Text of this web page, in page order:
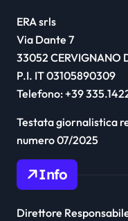
ERA srls
Via Dante 7
33052 CERVIGNANO
P.I. IT 03105890309
Telefono: +39
Testata giornalistica
numero 07/2025
Info
Direttore